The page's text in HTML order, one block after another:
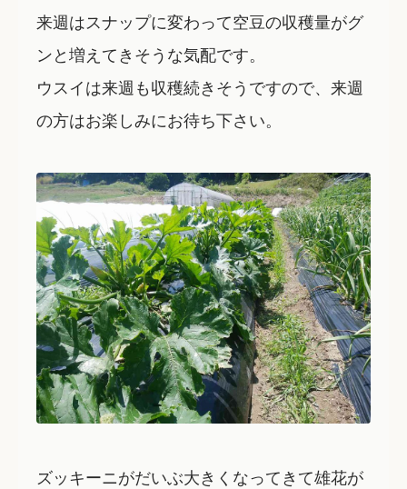
来週はスナップに変わって空豆の収穫量がグ
ンと増えてきそうな気配です。
ウスイは来週も収穫続きそうですので、来週
の方はお楽しみにお待ち下さい。
ズッキーニがだいぶ大きくなってきて雄花が